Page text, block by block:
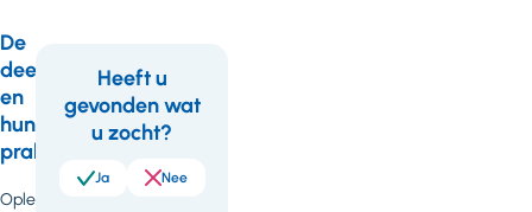
De
deelnemers
en
hun
praktijkcasussen
Opleidingsfunctionarissen,
Wil
meer
Feedback
Heeft u
gevonden wat
u zocht?
Ja Nee